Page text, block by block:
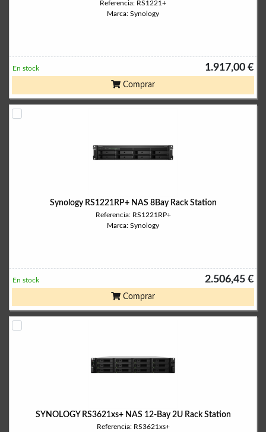
Referencia: RS1221+
Marca: Synology
1.917,00 €
En stock
Comprar
Synology RS1221RP+ NAS 8Bay Rack Station
Referencia: RS1221RP+
Marca: Synology
2.506,45 €
En stock
Comprar
SYNOLOGY RS3621xs+ NAS 12-Bay 2U Rack Station
Referencia: RS3621xs+